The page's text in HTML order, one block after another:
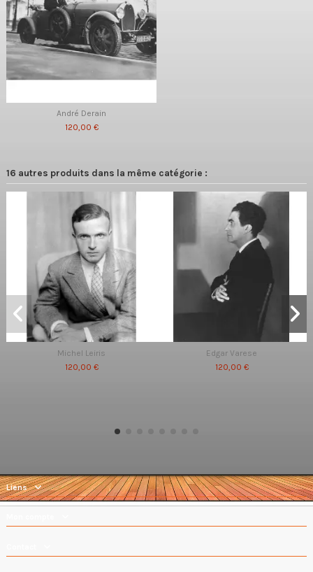
André Derain
120,00 €
16 autres produits dans la même catégorie :
Michel Leiris
120,00 €
Edgar Varese
120,00 €
Liens